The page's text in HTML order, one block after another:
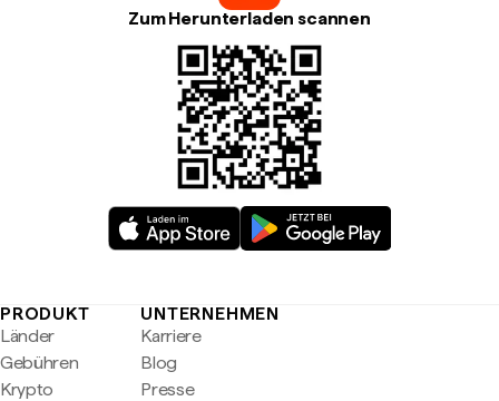
Zum Herunterladen scannen
PRODUKT
Länder
Gebühren
Krypto
UNTERNEHMEN
Karriere
Blog
Presse